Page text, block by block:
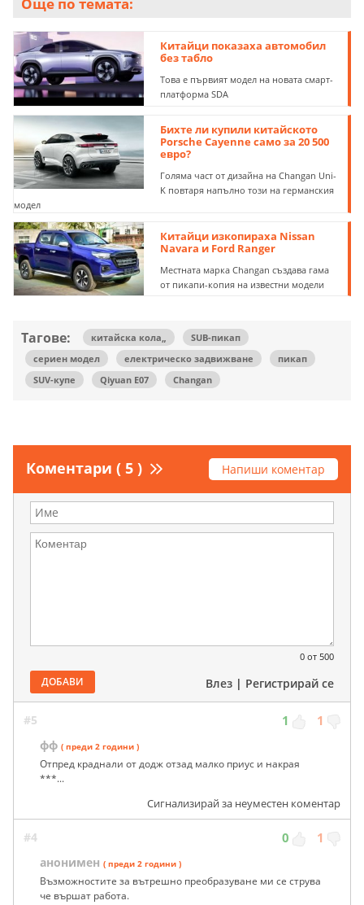
Китайци показаха автомобил
без табло
Това е първият модел на новата смарт-
платформа SDA
Бихте ли купили китайското
Porsche Cayenne само за 20 500
евро?
Голяма част от дизайна на Changan Uni-
K повтаря напълно този на германския
модел
Китайци изкопираха Nissan
Navara и Ford Ranger
Местната марка Changan създава гама
от пикапи-копия на известни модели
Тагове: китайска кола„
SUB-пикап
сериен модел
електрическо задвижване
пикап
SUV-купе
Qiyuan E07 Changan
Коментари ( 5 ) Напиши коментар
0 от 500
ДОБАВИ Влез | Регистрирай се
#5 1 1
фф ( преди 2 години )
Отпред краднали от додж отзад малко приус и накрая
***...
Сигнализирай за неуместен коментар
#4 0 1
анонимен ( преди 2 години )
Възможностите за вътрешно преобразуване ми се струва
че вършат работа.